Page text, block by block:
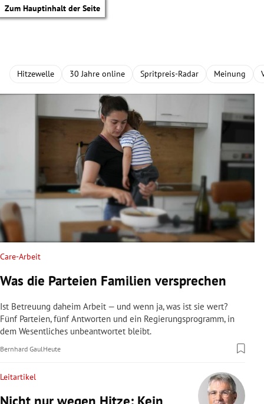
Zum Hauptinhalt der Seite
Untermenü
Untermenü
Untermenü
Hitzewelle 30 Jahre online Spritpreis-Radar Meinung
Care-Arbeit
Was die Parteien Familien versprechen
Ist Betreuung daheim Arbeit — und wenn ja, was ist sie wert?
Fünf Parteien, fünf Antworten und ein Regierungsprogramm, in
dem Wesentliches unbeantwortet bleibt.
Bernhard Gaul Heute
Leitartikel
Nicht nur wegen Hitze: Kein